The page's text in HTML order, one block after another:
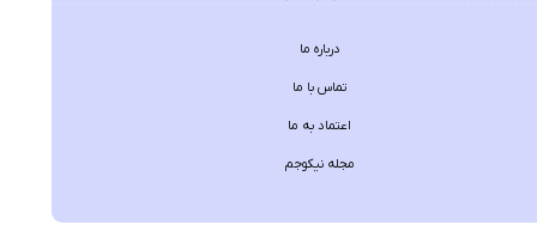
درباره ما
تماس با ما
اعتماد به ما
مجله نیکوجم